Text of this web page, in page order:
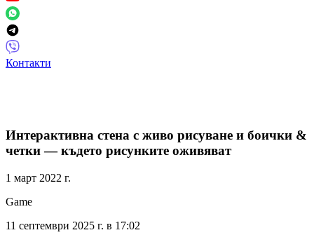
Контакти
Интерактивна стена с живо рисуване и боички &
четки — където рисунките оживяват
1 март 2022 г.
Game
11 септември 2025 г. в 17:02